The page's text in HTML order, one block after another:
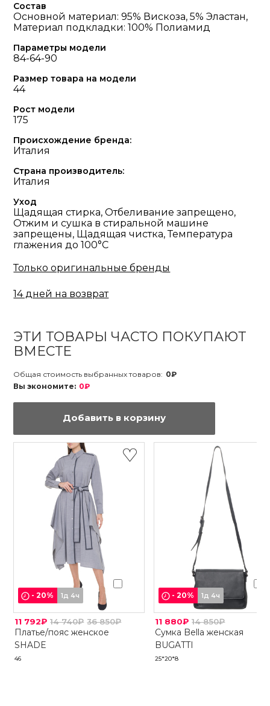
Состав
Основной материал: 95% Вискоза, 5% Эластан,
Материал подкладки: 100% Полиамид
Параметры модели
84-64-90
Размер товара на модели
44
Рост модели
175
Происхождение бренда:
Италия
Страна производитель:
Италия
Уход
Щадящая стирка, Отбеливание запрещено,
Отжим и сушка в стиральной машине
запрещены, Щадящая чистка, Температура
глажения до 100°С
Только оригинальные бренды
14 дней на возврат
ЭТИ ТОВАРЫ ЧАСТО ПОКУПАЮТ
ВМЕСТЕ
Общая стоимость выбранных товаров: 0₽
Вы экономите: 0₽
Добавить в корзину
-20% 1д 4ч
11 792₽ 14 740₽ 36 850₽
Платье/пояс женское
SHADE
46
-20% 1д 4ч
11 880₽ 14 850₽
Сумка Bella женская
BUGATTI
25*20*8